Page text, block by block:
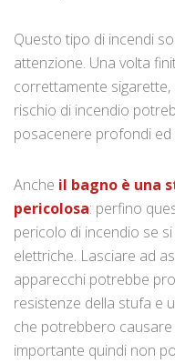
Questo tipo di incendi
attenzione. Una volta
correttamente
rischio di incendio
posacenere profondi ed
Anche il bagno è una
pericolosa: perfino
pericolo di incendio se
elettriche. Lasciare ad
apparecchi potrebbe
resistenze della stufa e
che potrebbero
importante quindi non